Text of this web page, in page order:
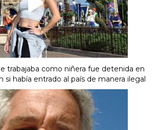
trabajaba como niñera fue detenida en
si había entrado al país de manera ilegal